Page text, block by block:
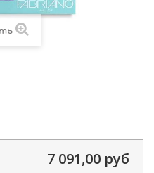
7 091,00 руб